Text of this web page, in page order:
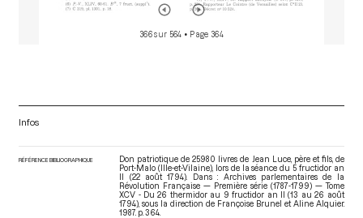
366 sur 564 • Page 364
Infos
RÉFÉRENCE BIBLIOGRAPHIQUE
Don patriotique de 25980 livres de Jean Luce, père et fils, de
Port-Malo (Ille-et-Vilaine), lors de la séance du 5 fructidor an
II (22 août 1794). Dans : Archives parlementaires de la
Révolution Française — Première série (1787-1799) — Tome
XCV - Du 26 thermidor au 9 fructidor an II (13 au 26 août
1794) , sous la direction de Françoise Brunel et Aline Alquier.
1987. p. 364.